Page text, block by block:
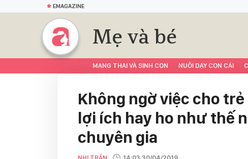
EMAGAZINE
Mẹ và bé
MANG THAI VÀ SINH CON NUÔI DẠY CON CÁI
Không ngờ việc cho
lợi ích hay ho như thế
chuyên gia